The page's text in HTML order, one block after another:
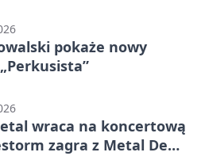
pokaże nowy
wraca na koncertową
zagra z Metal De